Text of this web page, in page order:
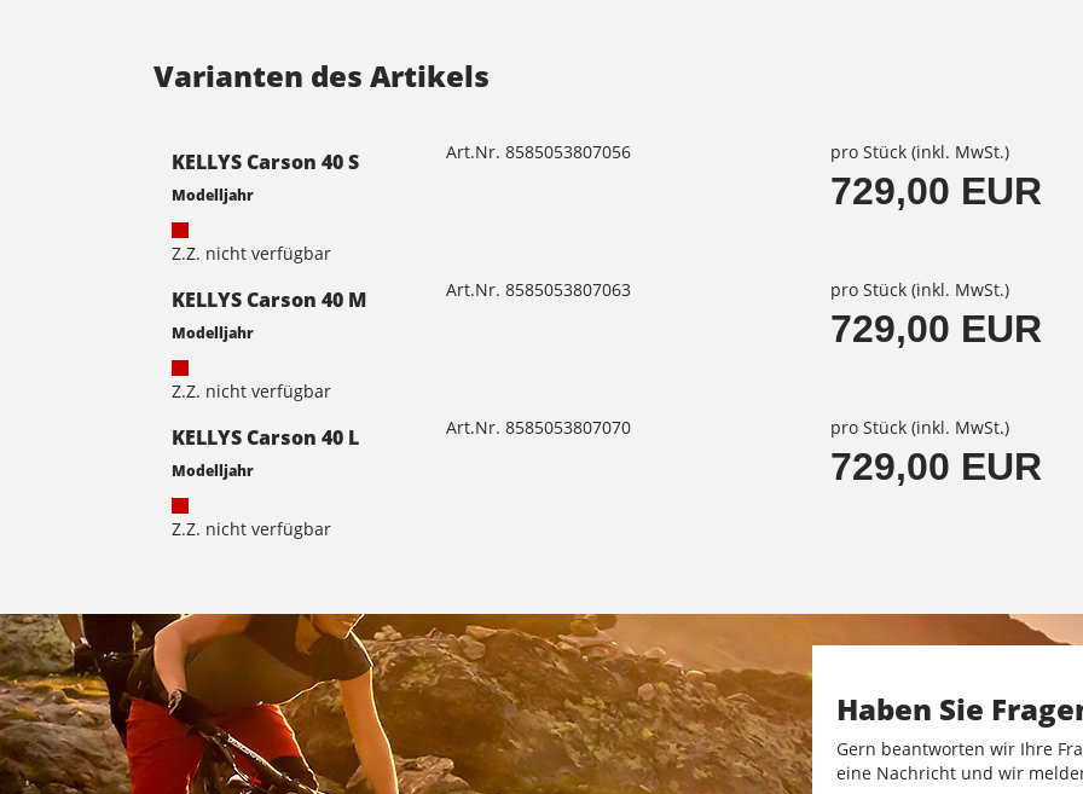
Varianten des Artikels
KELLYS Carson 40 S
Modelljahr
Z.Z. nicht verfügbar
Art.Nr. 8585053807056 pro Stück (inkl. MwSt.)
729,00 EUR
KELLYS Carson 40 M
Modelljahr
Z.Z. nicht verfügbar
Art.Nr. 8585053807063 pro Stück (inkl. MwSt.)
729,00 EUR
KELLYS Carson 40 L
Modelljahr
Z.Z. nicht verfügbar
Art.Nr. 8585053807070 pro Stück (inkl. MwSt.)
729,00 EUR
Haben Sie
Gern beantworten wir Ihre
eine Nachricht und wir